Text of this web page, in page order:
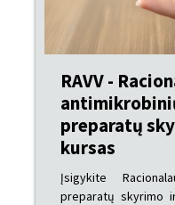
RAVV -
preparatų
kursas
Įsigykite
preparatų skyrimo